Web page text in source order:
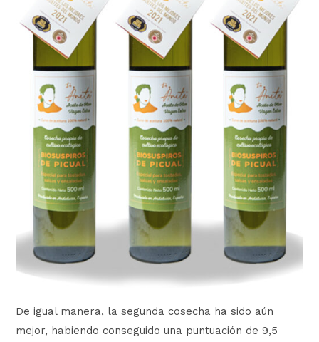
De igual manera, la segunda cosecha ha sido aún
mejor, habiendo conseguido una puntuación de 9,5